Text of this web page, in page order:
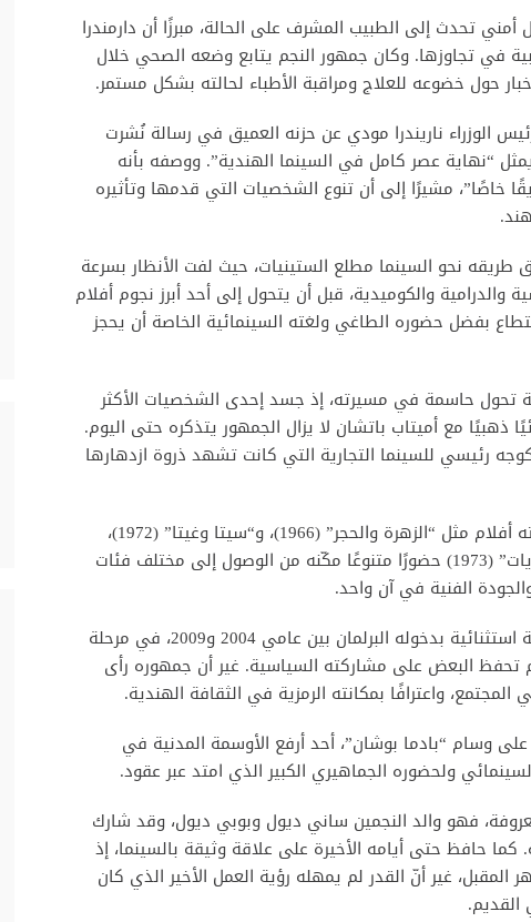
تحدث إلى الطبيب المشرف على الحالة، مبرزًا أن دارمندرا
في تجاوزها. وكان جمهور النجم يتابع وضعه الصحي خلال
حول خضوعه للعلاج ومراقبة الأطباء لحالته بشكل مستمر.
الوزراء ناريندرا مودي عن حزنه العميق في رسالة نُشرت
“نهاية عصر كامل في السينما الهندية”. ووصفه بأنه
خاصًا”، مشيرًا إلى أن تنوع الشخصيات التي قدمها وتأثيره
طريقه نحو السينما مطلع الستينيات، حيث لفت الأنظار بسرعة
والدرامية والكوميدية، قبل أن يتحول إلى أحد أبرز نجوم أفلام
بفضل حضوره الطاغي ولغته السينمائية الخاصة أن يحجز
في فيلم “شولاي” عام 1975 نقطة تحول حاسمة في مسيرته، إذ جسد إحدى الشخصيات الأكثر
ذهبيًا مع أميتاب باتشان لا يزال الجمهور يتذكره حتى اليوم.
رئيسي للسينما التجارية التي كانت تشهد ذروة ازدهارها
ولم تتوقف مسيرته عند “شولاي”، فقد منحته أفلام مثل “الزهرة والحجر” (1966)، و“سيتا وغيتا” (1972)،
و“الأخوان دارام وفير” (1977)، و“موكب الذكريات” (1973) حضورًا متنوعًا مكّنه من الوصول إلى مختلف فئات
الفنية في آن واحد.
على المستوى السياسي، خاض دارمندرا تجربة استثنائية بدخوله البرلمان بين عامي 2004 و2009، في مرحلة
تحفظ البعض على مشاركته السياسية. غير أن جمهوره رأى
واعترافًا بمكانته الرمزية في الثقافة الهندية.
وسام “بادما بوشان”، أحد أرفع الأوسمة المدنية في
ولحضوره الجماهيري الكبير الذي امتد عبر عقود.
فهو والد النجمين ساني ديول وبوبي ديول، وقد شارك
حافظ حتى أيامه الأخيرة على علاقة وثيقة بالسينما، إذ
غير أنّ القدر لم يمهله رؤية العمل الأخير الذي كان